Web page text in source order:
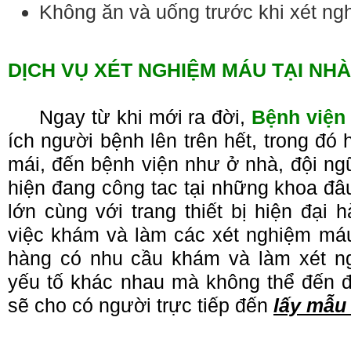
Không ăn và uống trước khi xét
DỊCH VỤ XÉT NGHIỆM MÁU TẠI
Ngay từ khi mới ra đời, Bệnh
ích người bệnh lên trên hết, trong đó
mái, đến bệnh viện như ở nhà, đội
hiện đang công tac tại những khoa
lớn cùng với trang thiết bị hiện đại
việc khám và làm các xét nghiệm
hàng có nhu cầu khám và làm xét
yếu tố khác nhau mà không thể đến
sẽ cho có người trực tiếp đến lấy